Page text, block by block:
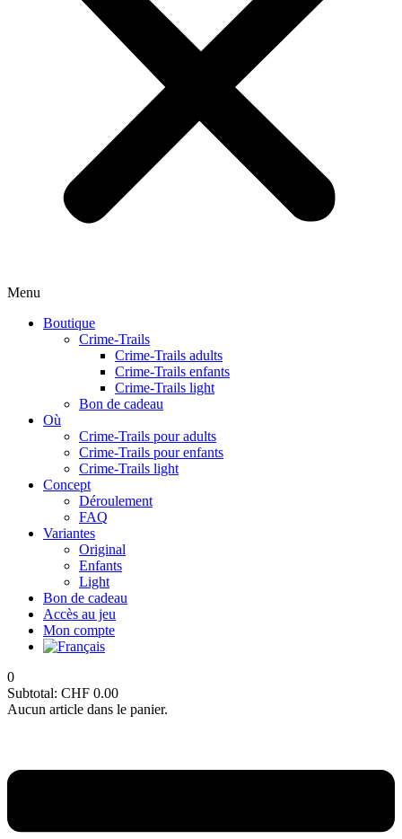
Menu
Boutique
Crime-Trails
Crime-Trails adults
Crime-Trails enfants
Crime-Trails light
Bon de cadeau
Où
Crime-Trails pour adults
Crime-Trails pour enfants
Crime-Trails light
Concept
Déroulement
FAQ
Variantes
Original
Enfants
Light
Bon de cadeau
Accès au jeu
Mon compte
0
Subtotal: CHF 0.00
Aucun article dans le panier.